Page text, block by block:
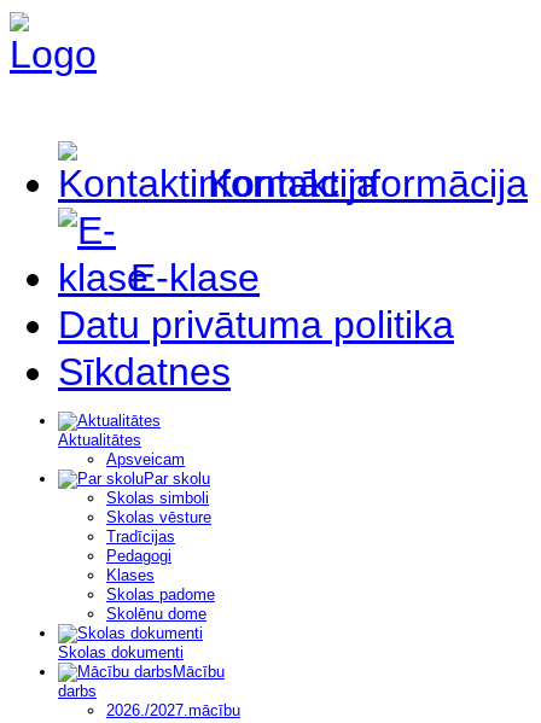
Kontaktinformācija
E-klase
Datu privātuma politika
Sīkdatnes
Aktualitātes
Apsveicam
Par skolu
Skolas simboli
Skolas vēsture
Tradīcijas
Pedagogi
Klases
Skolas padome
Skolēnu dome
Skolas dokumenti
Mācību
darbs
2026./2027.mācību